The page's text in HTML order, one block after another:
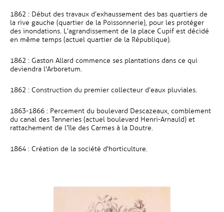
1862 : Début des travaux d’exhaussement des bas quartiers de
la rive gauche (quartier de la Poissonnerie), pour les protéger
des inondations. L’agrandissement de la place Cupif est décidé
en même temps (actuel quartier de la République).
1862 : Gaston Allard commence ses plantations dans ce qui
deviendra l'Arboretum.
1862 : Construction du premier collecteur d’eaux pluviales.
1863-1866 : Percement du boulevard Descazeaux, comblement
du canal des Tanneries (actuel boulevard Henri-Arnauld) et
rattachement de l’île des Carmes à la Doutre.
1864 : Création de la société d'horticulture.